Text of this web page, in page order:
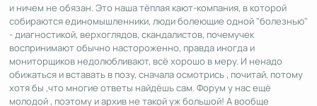
и ничем не обязан. Это наша тёплая кают-компания, в которой
собираются единомышленники, люди болеющие одной "болезнью"
- диагностикой, верхоглядов, скандалистов, почемучек
воспринимают обычно настороженно, правда иногда и
мониторщиков недолюбливают, всё хорошо в меру. И ненадо
обижаться и вставать в позу, сначала осмотрись , почитай, потому
хотя бы ,что многие ответы найдёшь сам. Форум у нас ещё
молодой , поэтому и архив не такой уж большой! А вообще